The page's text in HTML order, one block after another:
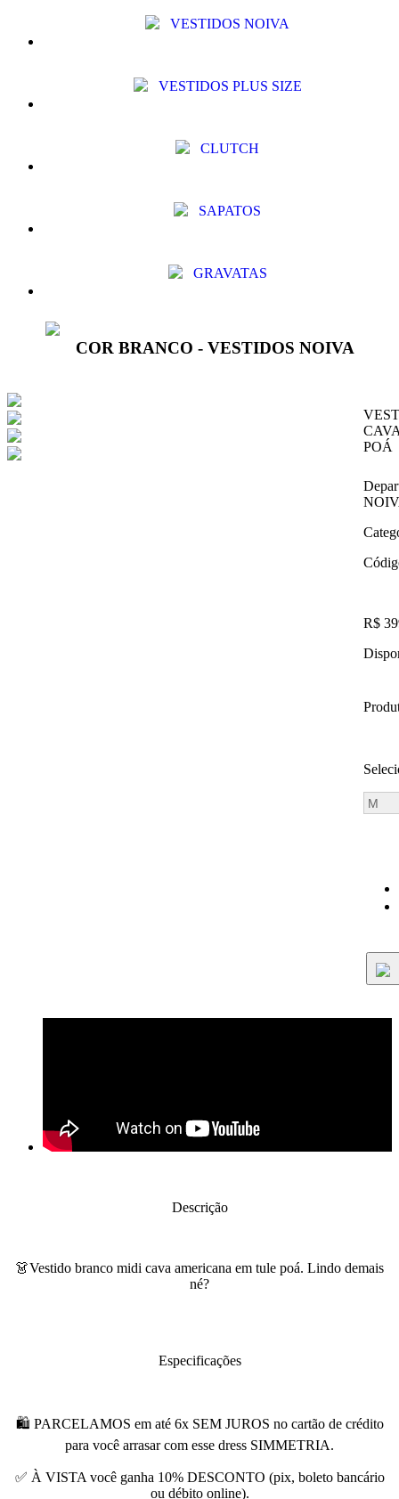
VESTIDOS NOIVA
VESTIDOS PLUS SIZE
CLUTCH
SAPATOS
GRAVATAS
COR BRANCO - VESTIDOS NOIVA
POÁ
R$
Descrição
👗Vestido branco midi cava americana em tule poá. Lindo demais
né?
Especificações
🛍 PARCELAMOS em até 6x SEM JUROS no cartão de crédito
para você arrasar com esse dress SIMMETRIA.
✅ À VISTA você ganha 10% DESCONTO (pix, boleto bancário
ou débito online).